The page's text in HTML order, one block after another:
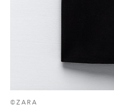
©ZARA